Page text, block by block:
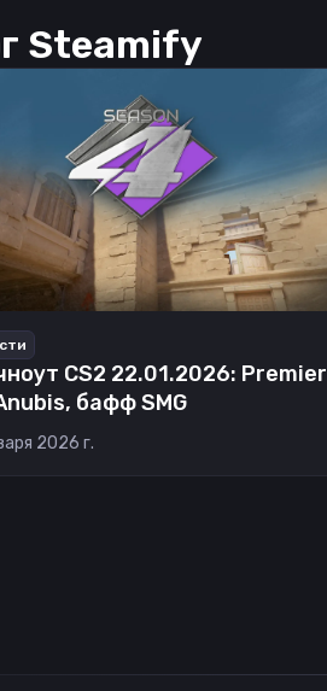
Steamify
CS2 22.01.2026: Premier
бафф SMG
2026 г.